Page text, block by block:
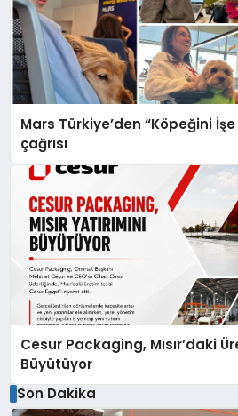
Mars Türkiye’den “Köpeğini
çağrısı
Cesur Packaging, Mısır’daki
Büyütüyor
Son Dakika